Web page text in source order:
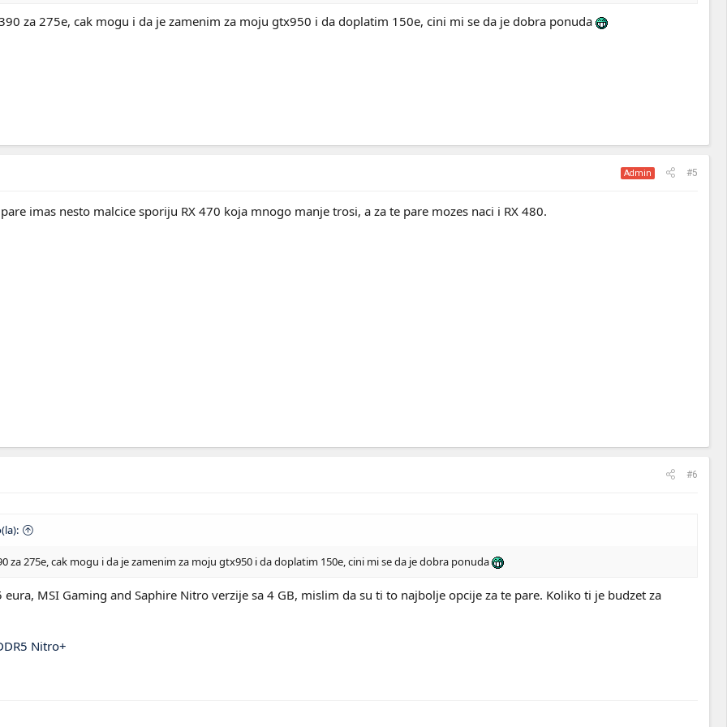
za 275e, cak mogu i da je zamenim za moju gtx950 i da doplatim 150e, cini mi se da je dobra ponuda
Admin #5
imas nesto malcice sporiju RX 470 koja mnogo manje trosi, a za te pare mozes naci i RX 480.
#6
za 275e, cak mogu i da je zamenim za moju gtx950 i da doplatim 150e, cini mi se da je dobra ponuda
eura, MSI Gaming and Saphire Nitro verzije sa 4 GB, mislim da su ti to najbolje opcije za te pare. Koliko ti je budzet za
Nitro+